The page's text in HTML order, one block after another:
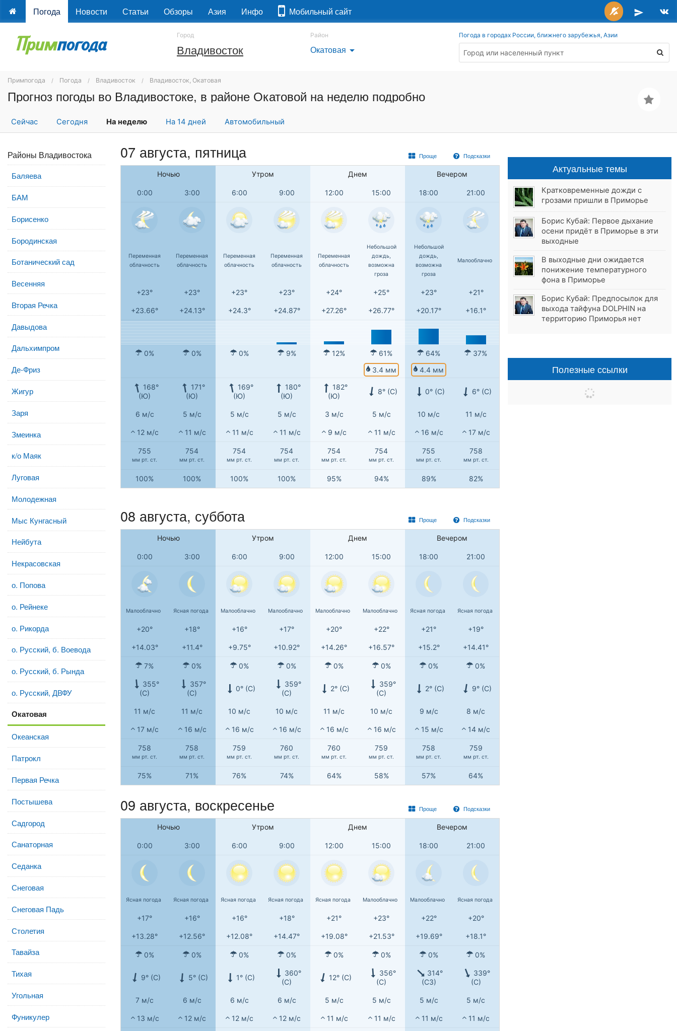
Погода Новости Статьи Обзоры Азия Инфо Мобильный сайт
Город
Владивосток
Район
Окатовая arrow_drop_down
Погода в городах России, ближнего зарубежья, Азии
Примпогода Погода Владивосток Владивосток, Окатовая
Прогноз погоды во Владивостоке, в районе Окатовой на неделю подробно
Сейчас Сегодня На неделю На 14 дней Автомобильный
Районы Владивостока
Баляева
БАМ
Борисенко
Бородинская
Ботанический сад
Весенняя
Вторая Речка
Давыдова
Дальхимпром
Де-Фриз
Жигур
Заря
Змеинка
к/о Маяк
Луговая
Молодежная
Мыс Кунгасный
Нейбута
Некрасовская
о. Попова
о. Рейнеке
о. Рикорда
о. Русский, б. Воевода
о. Русский, б. Рында
о. Русский, ДВФУ
Окатовая
Океанская
Патрокл
Первая Речка
Постышева
Садгород
Санаторная
Седанка
Снеговая
Снеговая Падь
Столетия
Тавайза
Тихая
Угольная
Фуникулер
Проще Подсказки
07 августа, пятница
Ночью Утром Днем Вечером
0:00 3:00 6:00 9:00 12:00 15:00 18:00 21:00
Переменная
облачность
Переменная
облачность
Переменная
облачность
Переменная
облачность
Переменная
облачность
Небольшой
дождь,
возможна
гроза
Небольшой
дождь,
возможна
гроза
Малооблачно
+23° +23° +23° +23° +24° +25° +23° +21°
+23.66° +24.13° +24.3° +24.87° +27.26° +26.77° +20.17° +16.1°
0% 0% 0% 9% 12% 61% 64%
37%
3.4 мм
4.4 мм
168°
(Ю)
171°
(Ю)
169°
(Ю)
180°
(Ю)
182°
(Ю)
8° (С) 0° (С) 6° (С)
6 м/с 5 м/с 5 м/с 5 м/с 3 м/с 5 м/с 10 м/с 11 м/с
12 м/с 11 м/с 11 м/с 11 м/с 9 м/с 11 м/с 16 м/с 17 м/с
755
мм рт. ст.
754
мм рт. ст.
754
мм рт. ст.
754
мм рт. ст.
754
мм рт. ст.
754
мм рт. ст.
755
мм рт. ст.
758
мм рт. ст.
100% 100% 100% 100% 95% 94% 89% 82%
Проще Подсказки
08 августа, суббота
Ночью Утром Днем Вечером
0:00 3:00 6:00 9:00 12:00 15:00 18:00 21:00
Малооблачно Ясная погода Малооблачно Малооблачно Малооблачно Малооблачно Ясная погода Ясная погода
+20° +18° +16° +17° +20° +22° +21° +19°
+14.03° +11.4° +9.75° +10.92° +14.26° +16.57° +15.2° +14.41°
7% 0% 0% 0% 0% 0% 0% 0%
355°
(С)
357°
(С)
0° (С)
359°
(С)
2° (С)
359°
(С)
2° (С) 9° (С)
11 м/с 11 м/с 10 м/с 10 м/с 11 м/с 10 м/с 9 м/с 8 м/с
17 м/с 16 м/с 16 м/с 16 м/с 16 м/с 16 м/с 15 м/с 14 м/с
758
мм рт. ст.
758
мм рт. ст.
759
мм рт. ст.
760
мм рт. ст.
760
мм рт. ст.
759
мм рт. ст.
758
мм рт. ст.
759
мм рт. ст.
75% 71% 76% 74% 64% 58% 57% 64%
Проще Подсказки
09 августа, воскресенье
Ночью Утром Днем Вечером
0:00 3:00 6:00 9:00 12:00 15:00 18:00 21:00
Ясная погода Ясная погода Ясная погода Ясная погода Ясная погода Малооблачно Малооблачно Ясная погода
+17° +16° +16° +18° +21° +23° +22° +20°
+13.28° +12.56° +12.08° +14.47° +19.08° +21.53° +19.69° +18.1°
0% 0% 0% 0% 0% 0% 0% 0%
9° (С) 5° (С) 1° (С)
360°
(С)
12° (С)
356°
(С)
314°
(СЗ)
339°
(С)
7 м/с 6 м/с 6 м/с 6 м/с 5 м/с 5 м/с 5 м/с 5 м/с
13 м/с 12 м/с 12 м/с 12 м/с 11 м/с 11 м/с 11 м/с 11 м/с
Актуальные темы
Кратковременные дожди с
грозами пришли в Приморье
Борис Кубай: Первое дыхание
осени придёт в Приморье в эти
выходные
В выходные дни ожидается
понижение температурного
фона в Приморье
Борис Кубай: Предпосылок для
выхода тайфуна DOLPHIN на
территорию Приморья нет
Полезные ссылки